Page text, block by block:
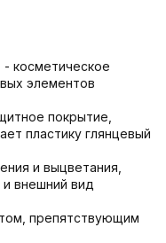
- косметическое
элементов
покрытие,
пластику глянцевый
и выцветания,
внешний вид
препятствующим